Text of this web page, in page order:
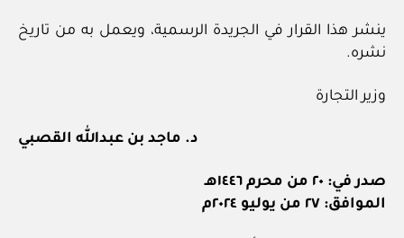
ينشر هذا القرار في الجريدة الرسمية، ويعمل به من تاريخ
نشره.
وزير التجارة
د. ماجد بن عبدالله القصبي
صدر في: ٢٠ من محرم ١٤٤٦هـ
الموافق: ٢٧ من يوليو ٢٠٢٤م